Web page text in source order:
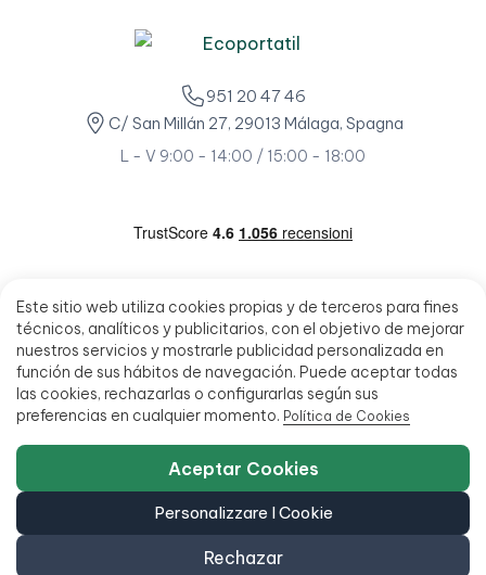
Este sitio web utiliza cookies propias y de terceros para fines
técnicos, analíticos y publicitarios, con el objetivo de mejorar
nuestros servicios y mostrarle publicidad personalizada en
función de sus hábitos de navegación. Puede aceptar todas
las cookies, rechazarlas o configurarlas según sus
preferencias en cualquier momento. Política de Cookies
Rechazar
Personalizzare I Cookie
Aceptar Cookies
951 20 47 46
C/ San Millán 27, 29013 Málaga, Spagna
L - V 9:00 - 14:00 / 15:00 - 18:00
© 2026 - Ecoportatil - Tutti i diritti riservati